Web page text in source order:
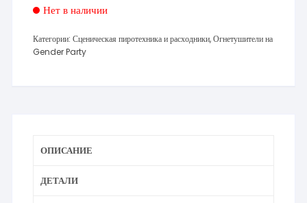
Нет в наличии
Категории:Сценическая пиротехника и расходники,Огнетушители на
Gender Party
ОПИСАНИЕ
ДЕТАЛИ